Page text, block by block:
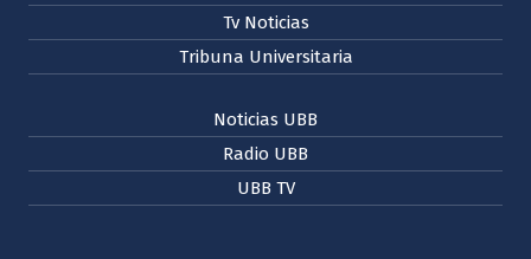
Tv Noticias
Tribuna Universitaria
Noticias UBB
Radio UBB
UBB TV